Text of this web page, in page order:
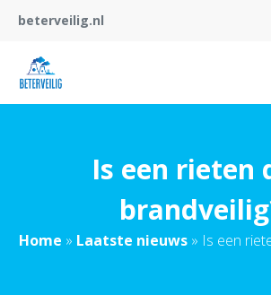
beterveilig.nl
Is een rieten
Home » Laatste nieuws» Is een